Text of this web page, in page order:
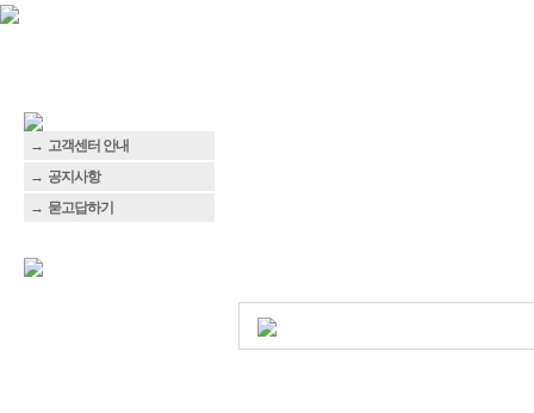
→ 고객센터 안내
→ 공지사항
→ 묻고답하기